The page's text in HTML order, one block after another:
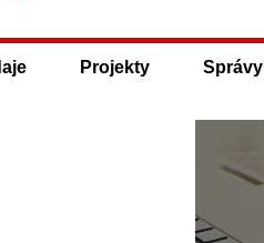
Projekty Správy